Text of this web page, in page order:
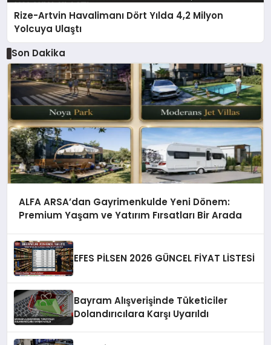
Rize-Artvin Havalimanı Dört Yılda 4,2 Milyon
Yolcuya Ulaştı
Son Dakika
ALFA ARSA’dan Gayrimenkulde Yeni Dönem:
Premium Yaşam ve Yatırım Fırsatları Bir Arada
EFES PİLSEN 2026 GÜNCEL FİYAT LİSTESİ
Bayram Alışverişinde Tüketiciler
Dolandırıcılara Karşı Uyarıldı